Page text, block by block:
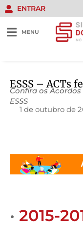
ENTRAR
MENU
ESSS – ACTs
Confira os Acordos
ESSS
1 de outubro de
• 2015-